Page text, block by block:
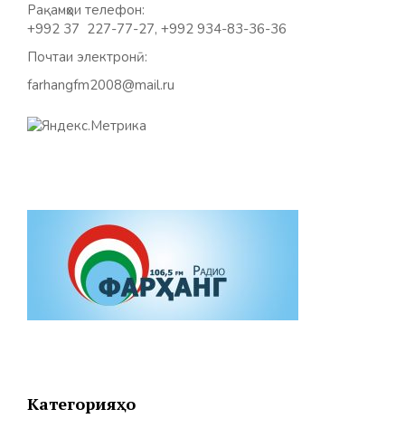
Рақамҳои телефон:
+992 37 227-77-27, +992 934-83-36-36
Почтаи электронӣ:
farhangfm2008@mail.ru
Категорияҳо